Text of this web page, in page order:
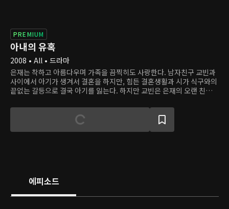
PREMIUM
아내의 유혹
2008 • All • 드라마
은재는 착하고 아름다우며 가족을 끔찍히도 사랑한다. 남자친구 교빈과
사이에서 아기가 생겨서 결혼을 하지만, 힘든 결혼생활과 시가 식구와의
끝없는 갈등으로 결국 아기를 잃는다. 하지만 교빈은 은재의 오랜 친구이
해 은재의 목숨을 위험에 빠뜨린다. 믿었던 사람들에게 모두 배신당하고
사고로 만신창이가 된 은재는 민현주 사장의 도움으로 목숨을 건지고 새
신분을 얻는다. 이제 민 사장의 딸 소희가 된 은재는 교빈과 애리, 교빈의
에피소드